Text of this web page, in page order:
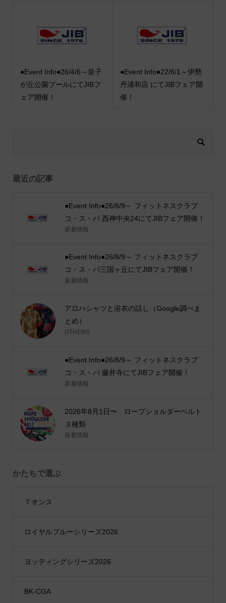
●Event Info●26/4/6～皇子
が丘公園プールにてJIBフ
ェア開催！
●Event Info●22/6/1～伊勢
丹浦和店 にてJIBフェア開
催！
最近の記事
●Event Info●26/8/9～ フィットネスクラブ
コ・ス・パ 西神中央24にてJIBフェア開催！
新着情報
●Event Info●26/8/9～ フィットネスクラブ
コ・ス・パ三国ヶ丘にてJIBフェア開催！
新着情報
アロハシャツと浴衣の話し（Google調べま
とめ）
OTHERS
●Event Info●26/8/9～ フィットネスクラブ
コ・ス・パ 藤井寺にてJIBフェア開催！
新着情報
2026年8月1日〜 ロープショルダーベルト
３種類
新着情報
かたちで選ぶ
７オンス
ロイヤルブルーシリーズ2026
ヨッティングシリーズ2026
BK-CGA